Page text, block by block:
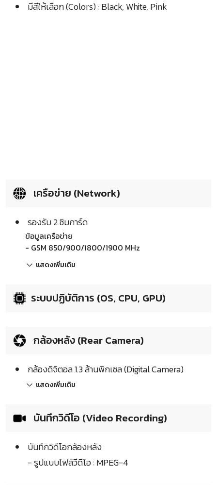
มีสีให้เลือก (Colors) : Black, White, Pink
เครือข่าย (Network)
รองรับ 2 ซิมการ์ด
ข้อมูลเครือข่าย
- GSM 850/900/1800/1900 MHz
แสดงเพิ่มเติม
ระบบปฏิบัติการ (OS, CPU, GPU)
กล้องหลัง (Rear Camera)
กล้องดิจิตอล 1.3 ล้านพิกเซล (Digital Camera)
แสดงเพิ่มเติม
บันทึกวิดีโอ (Video Recording)
บันทึกวิดีโอกล้องหลัง
- รูปแบบไฟล์วีดีโอ : MPEG-4